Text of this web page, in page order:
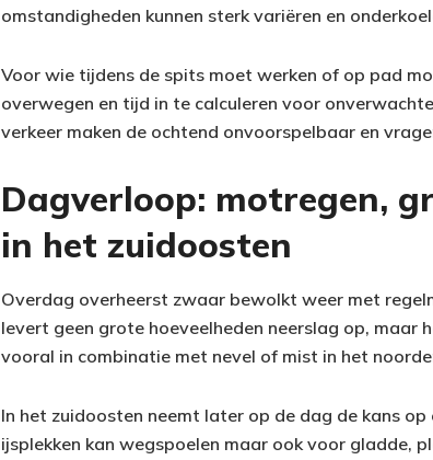
omstandigheden kunnen sterk variëren en
Voor wie tijdens de spits moet werken of op pad
overwegen en tijd in te calculeren voor
verkeer maken de ochtend onvoorspelbaar en
Dagverloop: motregen,
in het zuidoosten
Overdag overheerst zwaar bewolkt weer met
levert geen grote hoeveelheden neerslag op,
vooral in combinatie met nevel of mist in het
In het zuidoosten neemt later op de dag de kans
ijsplekken kan wegspoelen maar ook voor gladde,